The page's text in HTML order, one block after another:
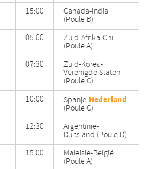
15:00 Canada-India
(Poule B)
05:00 Zuid-Afrika-Chili
(Poule A)
07:30 Zuid-Korea-
Verenigde Staten
(Poule C)
10:00 Spanje-Nederland
(Poule C)
12:30 Argentinië-
Duitsland (Poule D)
15:00 Maleisië-België
(Poule A)